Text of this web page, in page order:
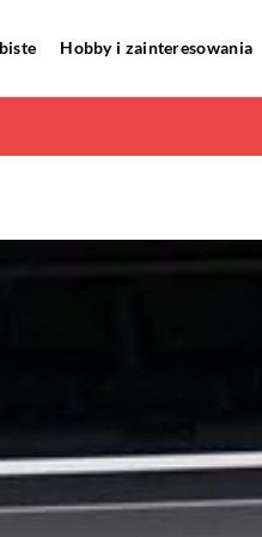
Hobby i zainteresowania
domu?